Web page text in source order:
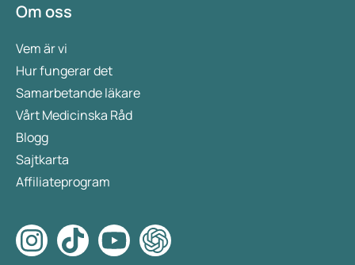
Om oss
Vem är vi
Hur fungerar det
Samarbetande läkare
Vårt Medicinska Råd
Blogg
Sajtkarta
Affiliateprogram